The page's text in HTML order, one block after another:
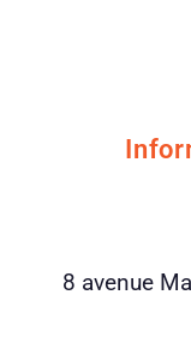
8 avenue